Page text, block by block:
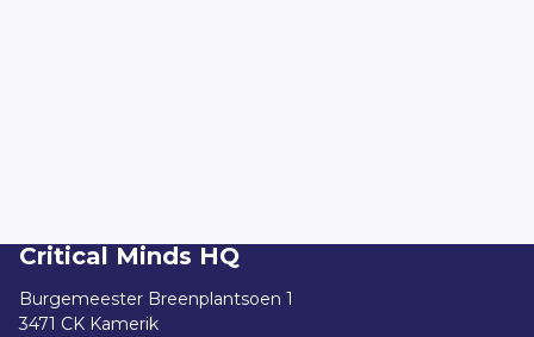
Critical Minds HQ
Burgemeester Breenplantsoen 1
3471 CK Kamerik